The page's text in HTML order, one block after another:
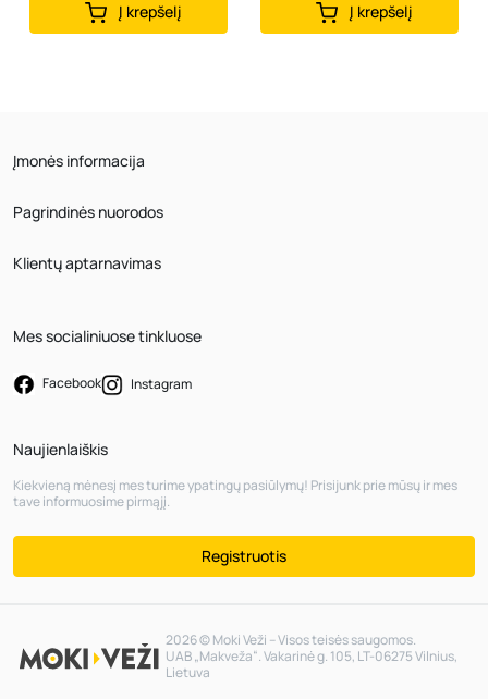
Į krepšelį Į krepšelį
Įmonės informacija
Pagrindinės nuorodos
Klientų aptarnavimas
Mes socialiniuose tinkluose
Facebook Instagram
Naujienlaiškis
Kiekvieną mėnesį mes turime ypatingų pasiūlymų! Prisijunk prie mūsų ir mes
tave informuosime pirmąjį.
Registruotis
2026 © Moki Veži – Visos teisės saugomos.
UAB „Makveža“. Vakarinė g. 105, LT-06275 Vilnius,
Lietuva